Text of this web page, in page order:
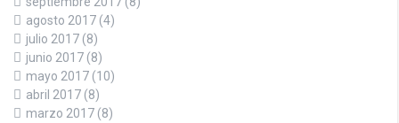
agosto 2017 (4)
julio 2017 (8)
junio 2017 (8)
mayo 2017 (10)
abril 2017 (8)
marzo 2017 (8)